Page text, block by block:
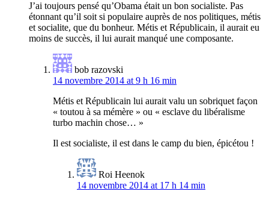
J’ai toujours pensé qu’Obama était un bon socialiste. Pas
étonnant qu’il soit si populaire auprès de nos politiques, métis
et socialite, que du bonheur. Métis et Républicain, il aurait eu
moins de succès, il lui aurait manqué une composante.
bob razovski
14 novembre 2014 at 9 h 16 min
Métis et Républicain lui aurait valu un sobriquet façon
« toutou à sa mémère » ou « esclave du libéralisme
turbo machin chose… »
Il est socialiste, il est dans le camp du bien, épicétou !
Roi Heenok
14 novembre 2014 at 17 h 14 min